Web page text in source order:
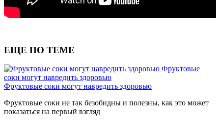
ЕЩЕ ПО ТЕМЕ
Фруктовые
соки могут навредить здоровью
Фруктовые соки могут навредить здоровью
Фруктовые соки не так безобидны и полезны, как это может
показаться на первый взгляд